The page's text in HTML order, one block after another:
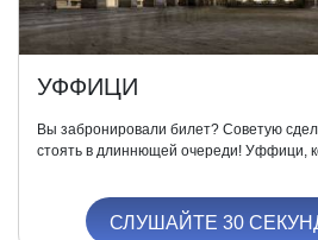
УФФИЦИ
Вы забронировали билет? Советую
стоять в длиннющей очереди! Уффици,
СЛУШАЙТЕ 30